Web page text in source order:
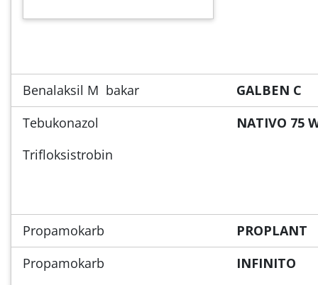
Benalaksil M bakar
GALBEN C
Tebukonazol
Trifloksistrobin
NATIVO 75
Propamokarb
PROPLANT
Propamokarb
INFINITO